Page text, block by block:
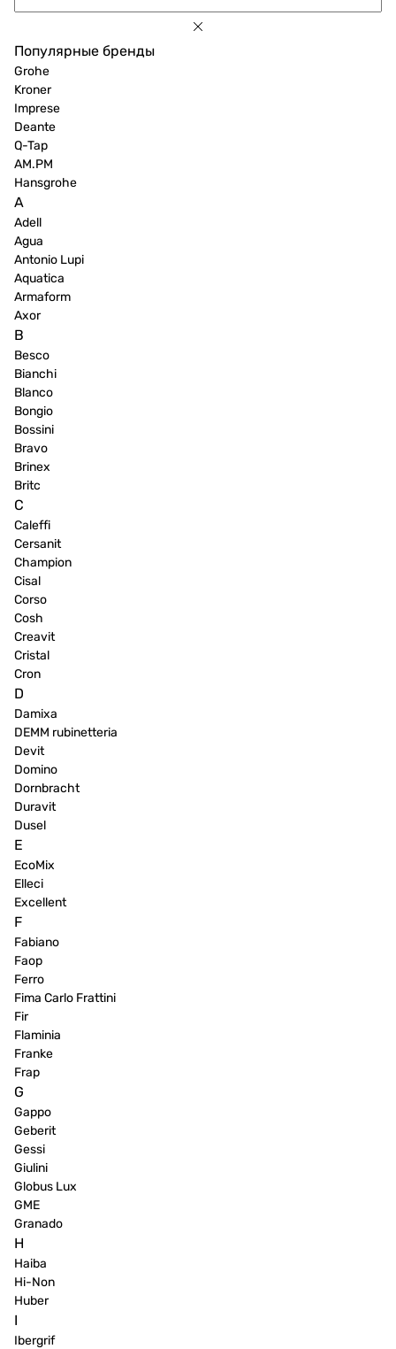
Популярные бренды
Grohe
Kroner
Imprese
Deante
Q-Tap
AM.PM
Hansgrohe
A
Adell
Agua
Antonio Lupi
Aquatica
Armaform
Axor
B
Besco
Bianchi
Blanco
Bongio
Bossini
Bravo
Brinex
Britc
C
Caleffi
Cersanit
Champion
Cisal
Corso
Cosh
Creavit
Cristal
Cron
D
Damixa
DEMM rubinetteria
Devit
Domino
Dornbracht
Duravit
Dusel
E
EcoMix
Elleci
Excellent
F
Fabiano
Faop
Ferro
Fima Carlo Frattini
Fir
Flaminia
Franke
Frap
G
Gappo
Geberit
Gessi
Giulini
Globus Lux
GME
Granado
H
Haiba
Hi-Non
Huber
I
Ibergrif